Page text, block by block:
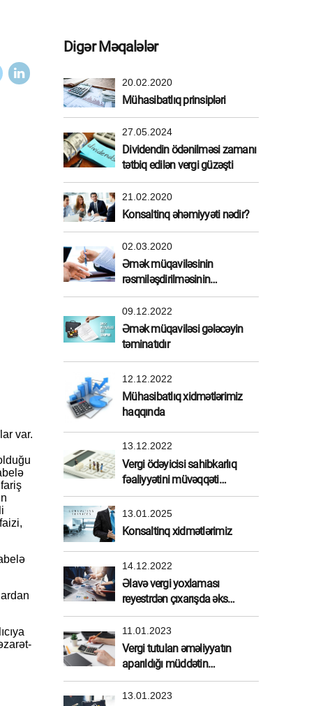
var.
Digər Məqalələr
20.02.2020
Mühasibatlıq prinsipləri
27.05.2024
Dividendin ödənilməsi zamanı
tətbiq edilən vergi güzəşti
21.02.2020
Konsaltinq əhəmiyyəti nədir?
02.03.2020
Əmək müqaviləsinin
rəsmiləşdirilməsinin
üstünlükləri
09.12.2022
Əmək müqaviləsi gələcəyin
təminatıdır
12.12.2022
Mühasibatlıq xidmətlərimiz
haqqında
13.12.2022
Vergi ödəyicisi sahibkarlıq
fəaliyyətini müvəqqəti
dayandırdırarsa
13.01.2025
Konsaltinq xidmətlərimiz
14.12.2022
Əlavə vergi yoxlaması
reyestrdən çıxarışda əks
etdirilməlidirmi?
11.01.2023
Vergi tutulan əməliyyatın
aparıldığı müddətin
müəyyənləşdirilməsi
13.01.2023